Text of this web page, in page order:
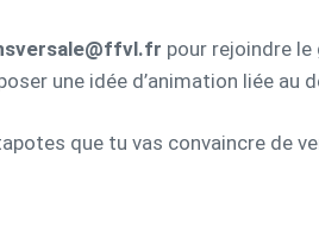
pour rejoindre le
une idée d’animation liée au
que tu vas convaincre de